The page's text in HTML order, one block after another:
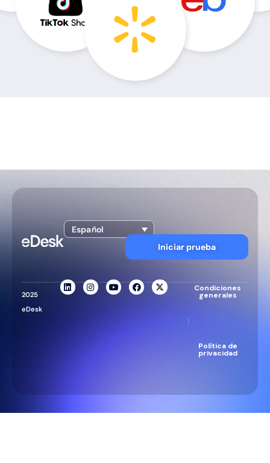
Español
Iniciar prueba
2025
eDesk
Condiciones
generales
|
Política de
privacidad